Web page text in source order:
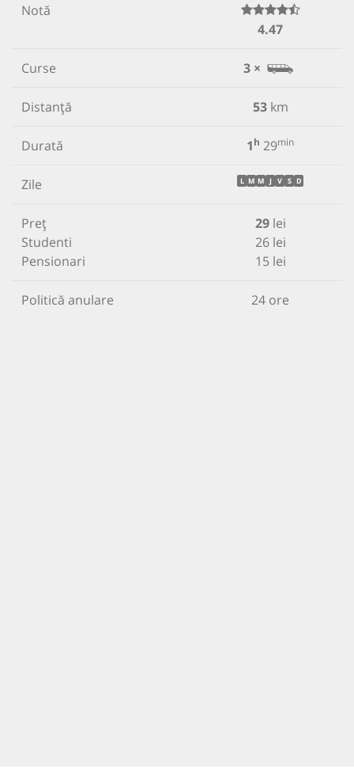
Notă
4.47
Curse 3 ×
Distanță 53km
Durată 1h 29min
Zile L M M J V S D
Preț
Studenti
Pensionari
29lei
26 lei
15 lei
Politică anulare 24 ore